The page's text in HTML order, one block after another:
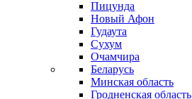
Пицунда
Новый Афон
Гудаута
Сухум
Очамчира
Беларусь
Минская область
Гродненская область